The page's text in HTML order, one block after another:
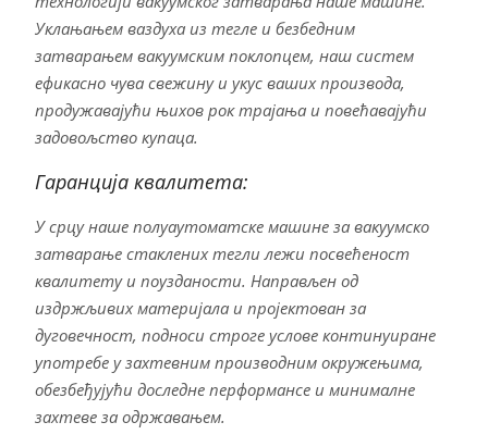
Уклањањем ваздуха из тегле и безбедним
затварањем вакуумским поклопцем, наш систем
ефикасно чува свежину и укус ваших производа,
продужавајући њихов рок трајања и повећавајући
задовољство купаца.
Гаранција квалитета:
У срцу наше полуаутоматске машине за вакуумско
затварање стаклених тегли лежи посвећеност
квалитету и поузданости. Направљен од
издржљивих материјала и пројектован за
дуговечност, подноси строге услове континуиране
употребе у захтевним производним окружењима,
обезбеђујући доследне перформансе и минималне
захтеве за одржавањем.